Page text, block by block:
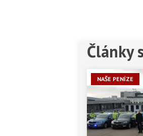
Články
NAŠE PENÍZE